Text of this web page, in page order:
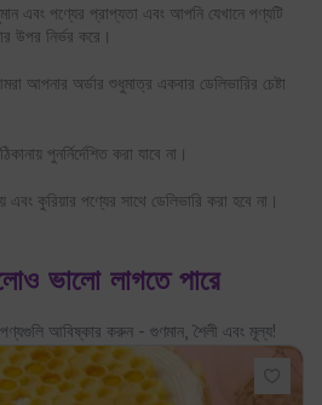
এবং পণ্যের প্রাপ্যতা এবং আপনি যেখানে পণ্যটি
উপর নির্ভর করে।
আপনার অর্ডার শুধুমাত্র একবার ডেলিভারির চেষ্টা
পুনর্নির্দেশিত করা যাবে না।
এবং কুরিয়ার পণ্যের সাথে ডেলিভারি করা হবে না।
ভালো লাগতে পারে
পণ্যগুলি আবিষ্কার করুন - গুণমান, শৈলী এবং মূল্য!